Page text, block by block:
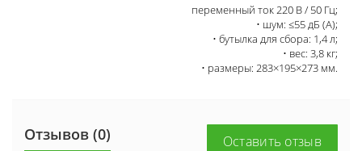
переменный ток 220 В / 50 Гц;
• шум: ≤55 дБ (А);
• бутылка для сбора: 1,4 л;
• вес: 3,8 кг;
• размеры: 283×195×273 мм.
Отзывов (0) Оставить отзыв